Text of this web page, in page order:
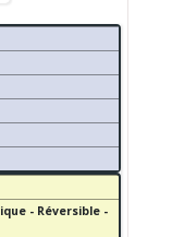
- Réversible -